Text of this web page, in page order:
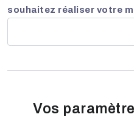
souhaitez réaliser votre
Vos